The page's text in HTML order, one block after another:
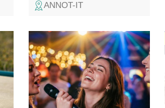
ANNOT-IT
Venez participer à un karaoké
géant. Snack et buvette sur
place pour un moment
convivial.